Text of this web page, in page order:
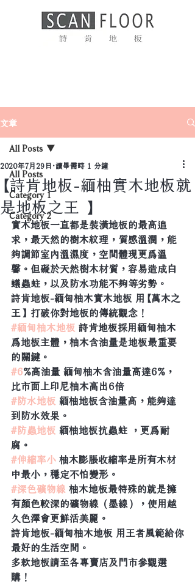
文章
All Posts
Category 1
Category 2
All Posts
【詩肯地板-緬柚實木地板就
是地板之王 】
2020年7月29日 讀畢需時 1 分鐘
實木地板一直都是裝潢地板的最高追
求，最天然的樹木紋理，質感溫潤，能
夠調節室內溫濕度，空間體現更爲溫
馨。但礙於天然樹木材質，容易造成白
蟻蟲蛀，以及防水功能不夠等劣勢。
詩肯地板-緬甸柚木實木地板 用【萬木之
王】打破你對地板的傳統觀念！
#緬甸柚木地板 詩肯地板採用緬甸柚木
爲地板主體，柚木含油量是地板最重要
的關鍵。
#6%高油量 緬甸柚木含油量高達6%，
比市面上印尼柚木高出6倍
#防水地板 緬柚地板含油量高，能夠達
到防水效果。
#防蟲地板 緬柚地板抗蟲蛀 ，更爲耐
腐。
#伸縮率小 柚木膨脹收縮率是所有木材
中最小，穩定不怕變形。
#深色礦物線 柚木地板最特殊的就是擁
有顏色較深的礦物線（墨線），使用越
久色澤會更鮮活美麗。
詩肯地板-緬甸柚木地板 用王者風範給你
最好的生活空間。
多款地板請至各專賣店及門市參觀選
購！